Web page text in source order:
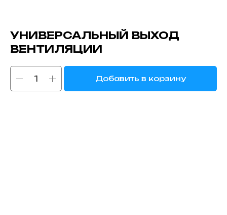
УНИВЕРСАЛЬНЫЙ ВЫХОД
ВЕНТИЛЯЦИИ
Добавить в корзину